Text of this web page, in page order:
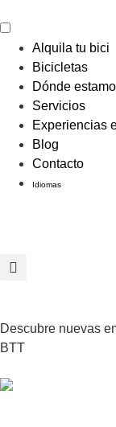
Alquila tu bici
Bicicletas
Dónde
Servicios
Experiencias
Blog
Contacto
Idiomas
Descubre nuevas
BTT